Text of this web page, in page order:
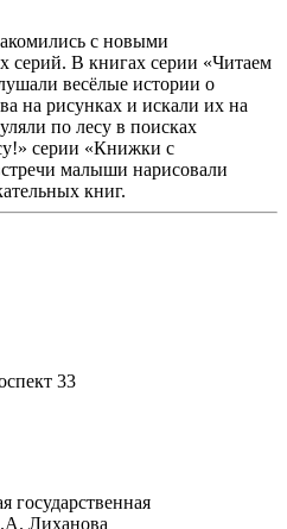
с новыми
В книгах серии «Читаем
весёлые истории о
на рисунках и искали их на
по лесу в поисках
серии «Книжки с
малыши нарисовали
книг.
33
Лиханова